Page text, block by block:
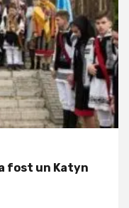
fost un Katyn